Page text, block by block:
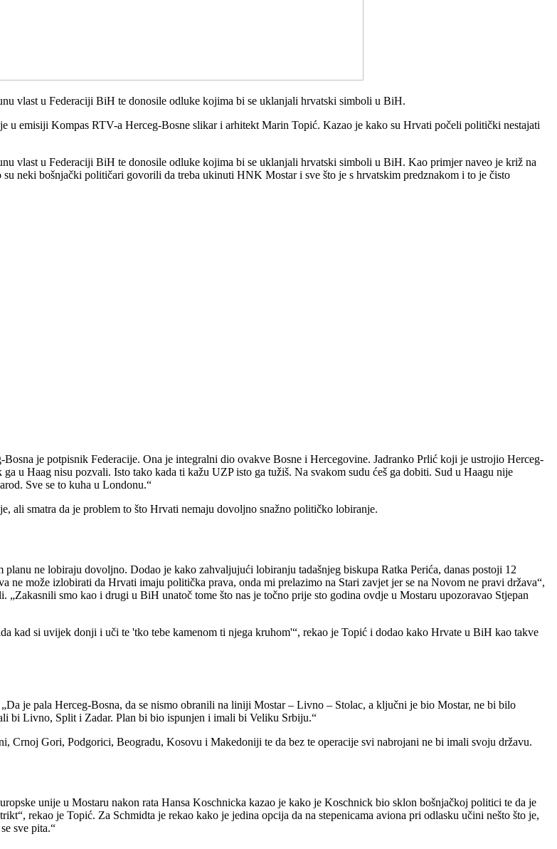
vlast u Federaciji BiH te donosile odluke kojima bi se uklanjali hrvatski simboli u BiH.
u emisiji Kompas RTV-a Herceg-Bosne slikar i arhitekt Marin Topić. Kazao je kako su Hrvati počeli politički nestajati
vlast u Federaciji BiH te donosile odluke kojima bi se uklanjali hrvatski simboli u BiH. Kao primjer naveo je križ na
neki bošnjački političari govorili da treba ukinuti HNK Mostar i sve što je s hrvatskim predznakom i to je čisto
je potpisnik Federacije. Ona je integralni dio ovakve Bosne i Hercegovine. Jadranko Prlić koji je ustrojio Herceg-
u Haag nisu pozvali. Isto tako kada ti kažu UZP isto ga tužiš. Na svakom sudu ćeš ga dobiti. Sud u Haagu nije
Sve se to kuha u Londonu.“
ali smatra da je problem to što Hrvati nemaju dovoljno snažno političko lobiranje.
ne lobiraju dovoljno. Dodao je kako zahvaljujući lobiranju tadašnjeg biskupa Ratka Perića, danas postoji 12
može izlobirati da Hrvati imaju politička prava, onda mi prelazimo na Stari zavjet jer se na Novom ne pravi država“,
smo kao i drugi u BiH unatoč tome što nas je točno prije sto godina ovdje u Mostaru upozoravao Stjepan
kad si uvijek donji i uči te 'tko tebe kamenom ti njega kruhom'“, rekao je Topić i dodao kako Hrvate u BiH kao takve
je pala Herceg-Bosna, da se nismo obranili na liniji Mostar – Livno – Stolac, a ključni je bio Mostar, ne bi bilo
bi Livno, Split i Zadar. Plan bi bio ispunjen i imali bi Veliku Srbiju.“
Crnoj Gori, Podgorici, Beogradu, Kosovu i Makedoniji te da bez te operacije svi nabrojani ne bi imali svoju državu.
unije u Mostaru nakon rata Hansa Koschnicka kazao je kako je Koschnick bio sklon bošnjačkoj politici te da je
rekao je Topić. Za Schmidta je rekao kako je jedina opcija da na stepenicama aviona pri odlasku učini nešto što je,
sve pita.“